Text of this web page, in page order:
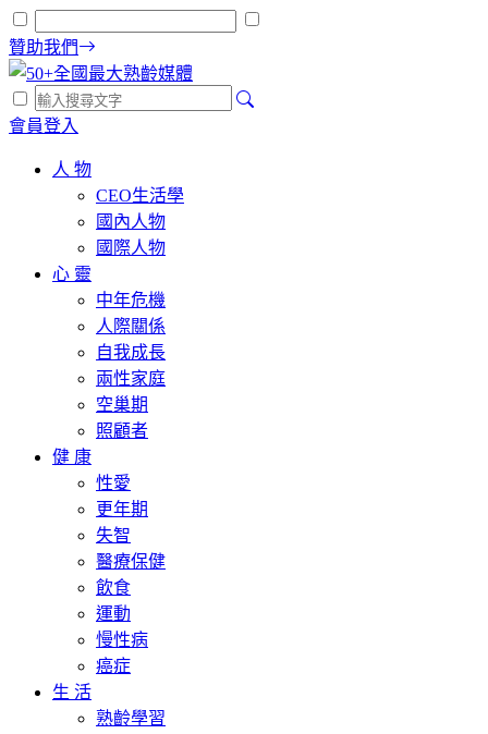
贊助我們
會員登入
人 物
CEO生活學
國內人物
國際人物
心 靈
中年危機
人際關係
自我成長
兩性家庭
空巢期
照顧者
健 康
性愛
更年期
失智
醫療保健
飲食
運動
慢性病
癌症
生 活
熟齡學習